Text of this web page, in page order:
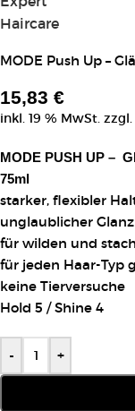
MODE Push Up –
15,83 €
inkl. 19 % MwSt. zzgl.
MODE PUSH UP –
75ml
starker, flexibler
unglaublicher Glanz
für wilden und
für jeden Haar-Typ
keine Tierversuche
Hold 5 / Shine 4
- +